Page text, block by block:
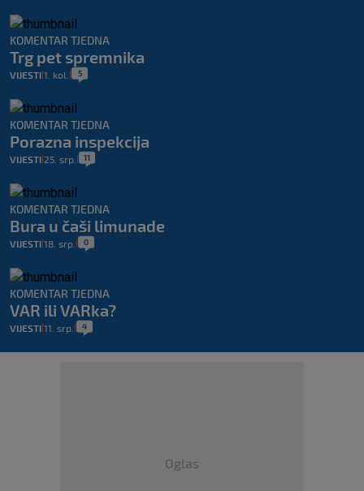
KOMENTAR TJEDNA
Trg pet spremnika
VIJESTI 1. kol. 5
KOMENTAR TJEDNA
Porazna inspekcija
VIJESTI 25. srp. 11
KOMENTAR TJEDNA
Bura u čaši limunade
VIJESTI 18. srp. 0
KOMENTAR TJEDNA
VAR ili VARka?
VIJESTI 11. srp. 4
Oglas